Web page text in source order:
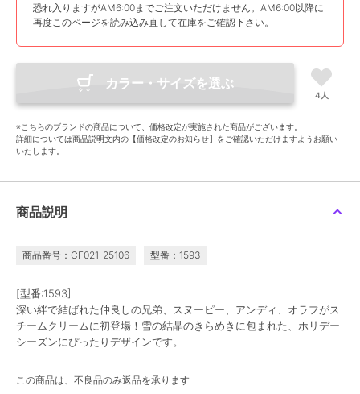
恐れ入りますがAM6:00までご注文いただけません。AM6:00以降に
再度このページを読み込み直して在庫をご確認下さい。
カラー・サイズを選ぶ
4人
※こちらのブランドの商品について、価格改定が実施された商品がございます。
詳細については商品説明文内の【価格改定のお知らせ】をご確認いただけますようお願い
いたします。
商品説明
商品番号：CF021-25106 型番：1593
[型番:1593]
深い絆で結ばれた仲良しの兄弟、スヌーピー、アンディ、オラフがス
チームクリームに初登場！雪の結晶のきらめきに包まれた、ホリデー
シーズンにぴったりデザインです。
この商品は、不良品のみ返品を承ります